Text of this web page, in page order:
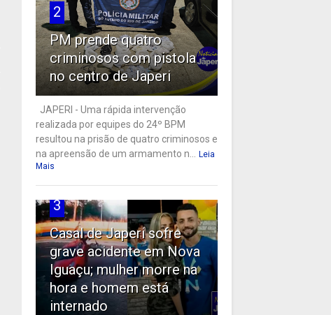
2
PM prende quatro
criminosos com pistola
no centro de Japeri
JAPERI - Uma rápida intervenção
realizada por equipes do 24º BPM
resultou na prisão de quatro criminosos e
na apreensão de um armamento n...
Leia
Mais
3
Casal de Japeri sofre
grave acidente em Nova
Iguaçu; mulher morre na
hora e homem está
internado